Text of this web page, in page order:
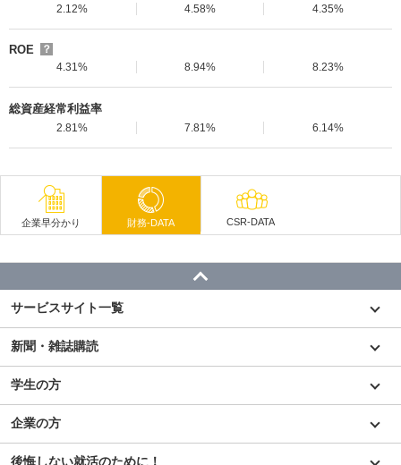
2.12%
4.58% 4.35%
ROE
？
4.31%
8.94% 8.23%
総資産経常利益率
2.81% 7.81% 6.14%
企業早分かり 財務-DATA CSR-DATA
サービスサイト一覧
新聞・雑誌購読
学生の方
企業の方
後悔しない就活のために！